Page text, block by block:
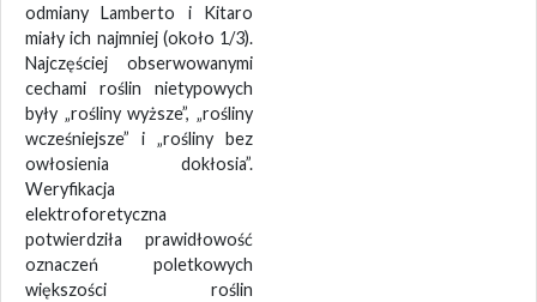
odmiany Lamberto i Kitaro
miały ich najmniej (około 1/3).
Najczęściej obserwowanymi
cechami roślin nietypowych
były „rośliny wyższe”, „rośliny
wcześniejsze” i „rośliny bez
owłosienia dokłosia”.
Weryfikacja
elektroforetyczna
potwierdziła prawidłowość
oznaczeń poletkowych
większości roślin